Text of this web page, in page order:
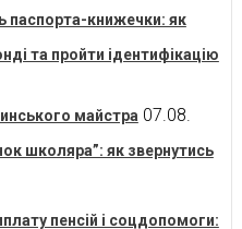
паспорта-книжечки: як
та пройти ідентифікацію
майстра 07.08.
школяра”: як звернутись
пенсій і соцдопомоги: